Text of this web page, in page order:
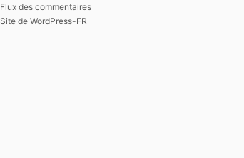
Flux des commentaires
Site de WordPress-FR